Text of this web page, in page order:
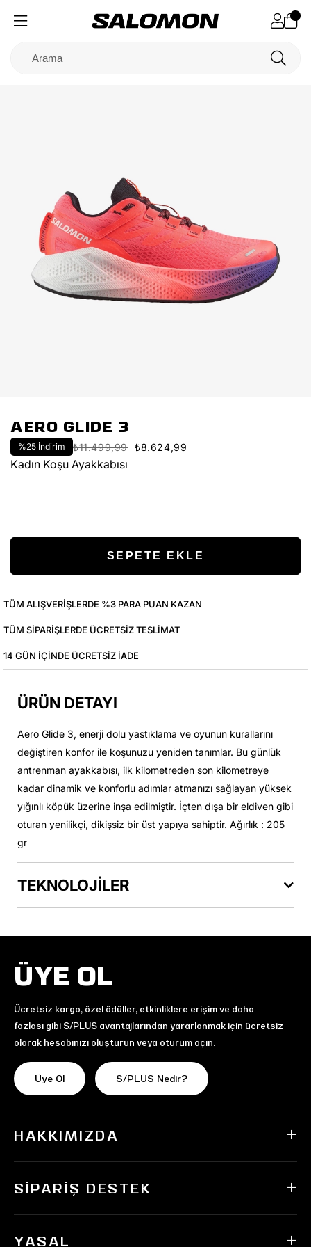
AERO GLIDE 3
%25 İndirim ₺11.499,99 ₺8.624,99
Kadın Koşu Ayakkabısı
TÜM ALIŞVERIŞLERDE %3 PARA PUAN KAZAN
TÜM SIPARIŞLERDE ÜCRETSIZ TESLIMAT
14 GÜN IÇINDE ÜCRETSIZ IADE
ÜRÜN DETAYI
Aero Glide 3, enerji dolu yastıklama ve oyunun kurallarını
değiştiren konfor ile koşunuzu yeniden tanımlar. Bu günlük
antrenman ayakkabısı, ilk kilometreden son kilometreye
kadar dinamik ve konforlu adımlar atmanızı sağlayan yüksek
yığınlı köpük üzerine inşa edilmiştir. İçten dışa bir eldiven gibi
oturan yenilikçi, dikişsiz bir üst yapıya sahiptir. Ağırlık : 205
gr
TEKNOLOJİLER
ÜYE OL
Ücretsiz kargo, özel ödüller, etkinliklere erişim ve daha
fazlası gibi S/PLUS avantajlarından yararlanmak için ücretsiz
olarak hesabınızı oluşturun veya oturum açın.
Üye Ol S/PLUS Nedir?
HAKKIMIZDA
SIPARIŞ DESTEK
YASAL